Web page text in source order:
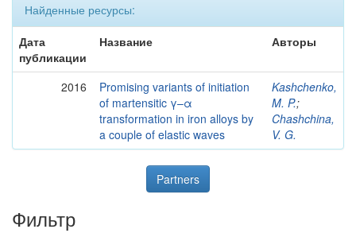
Найденные ресурсы:
Дата
публикации
Название Авторы
2016
Promising variants of initiation
of martensitic γ–α
transformation in iron alloys by
a couple of elastic waves
Kashchenko,
M. P.;
Chashchina,
V. G.
Partners
Фильтр